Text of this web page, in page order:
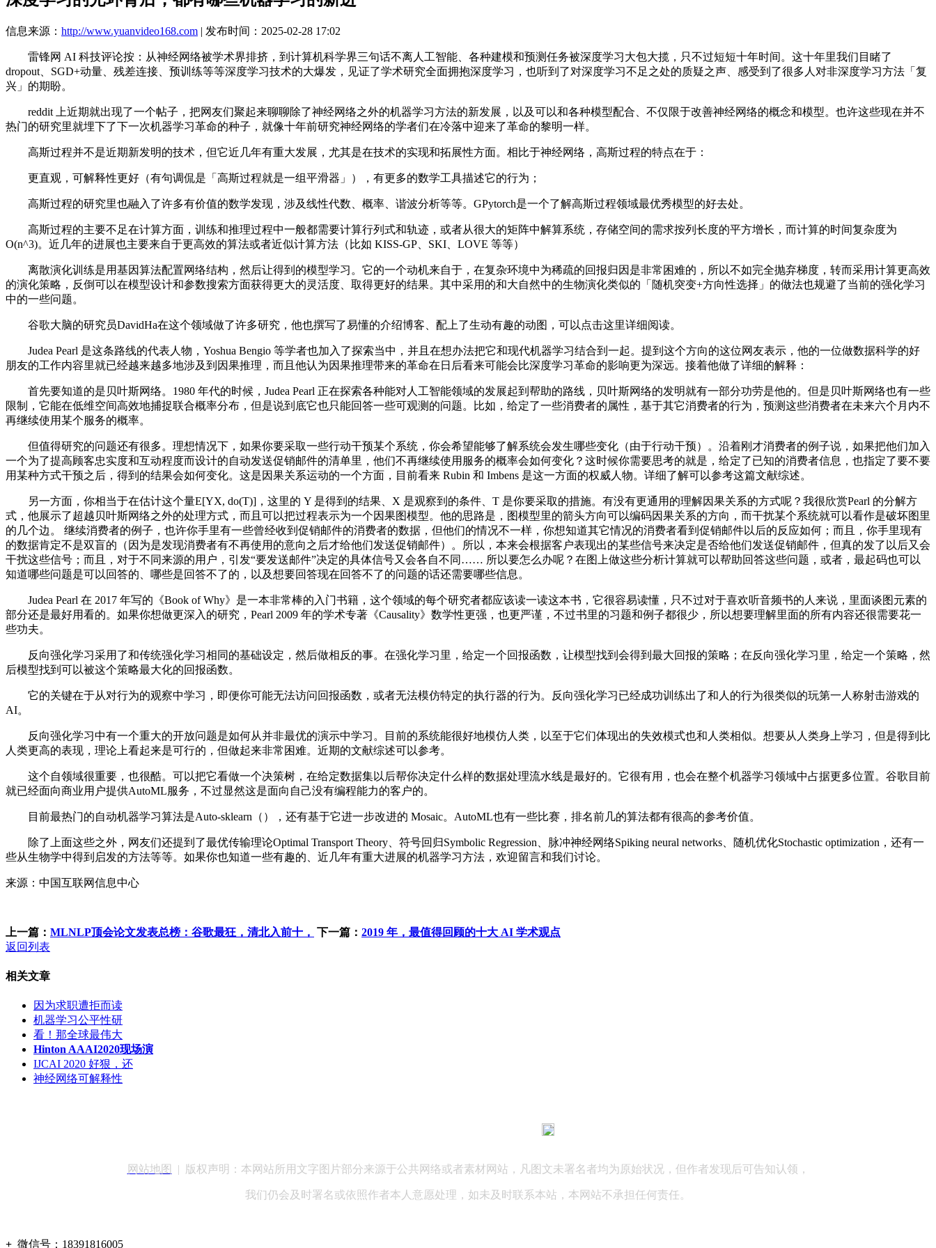
信息来源： http://www.yuanvideo168.com | 发布时间：2025-02-28 17:02
雷锋网 AI 科技评论按：从神经网络被学术界排挤，到计算机科学界三句话不离人工智能、各种建模和预测任务被深度学习大包大揽，只不过短短十年时间。这十年里我们目睹了
dropout、SGD+动量、残差连接、预训练等等深度学习技术的大爆发，见证了学术研究全面拥抱深度学习，也听到了对深度学习不足之处的质疑之声、感受到了很多人对非深度学习方法「复
兴」的期盼。
reddit 上近期就出现了一个帖子，把网友们聚起来聊聊除了神经网络之外的机器学习方法的新发展，以及可以和各种模型配合、不仅限于改善神经网络的概念和模型。也许这些现在并不
热门的研究里就埋下了下一次机器学习革命的种子，就像十年前研究神经网络的学者们在冷落中迎来了革命的黎明一样。
高斯过程并不是近期新发明的技术，但它近几年有重大发展，尤其是在技术的实现和拓展性方面。相比于神经网络，高斯过程的特点在于：
更直观，可解释性更好（有句调侃是「高斯过程就是一组平滑器」），有更多的数学工具描述它的行为；
高斯过程的研究里也融入了许多有价值的数学发现，涉及线性代数、概率、谐波分析等等。GPytorch是一个了解高斯过程领域最优秀模型的好去处。
高斯过程的主要不足在计算方面，训练和推理过程中一般都需要计算行列式和轨迹，或者从很大的矩阵中解算系统，存储空间的需求按列长度的平方增长，而计算的时间复杂度为
O(n^3)。近几年的进展也主要来自于更高效的算法或者近似计算方法（比如 KISS-GP、SKI、LOVE 等等）
离散演化训练是用基因算法配置网络结构，然后让得到的模型学习。它的一个动机来自于，在复杂环境中为稀疏的回报归因是非常困难的，所以不如完全抛弃梯度，转而采用计算更高效
的演化策略，反倒可以在模型设计和参数搜索方面获得更大的灵活度、取得更好的结果。其中采用的和大自然中的生物演化类似的「随机突变+方向性选择」的做法也规避了当前的强化学习
中的一些问题。
谷歌大脑的研究员DavidHa在这个领域做了许多研究，他也撰写了易懂的介绍博客、配上了生动有趣的动图，可以点击这里详细阅读。
Judea Pearl 是这条路线的代表人物，Yoshua Bengio 等学者也加入了探索当中，并且在想办法把它和现代机器学习结合到一起。提到这个方向的这位网友表示，他的一位做数据科学的好
朋友的工作内容里就已经越来越多地涉及到因果推理，而且他认为因果推理带来的革命在日后看来可能会比深度学习革命的影响更为深远。接着他做了详细的解释：
首先要知道的是贝叶斯网络。1980 年代的时候，Judea Pearl 正在探索各种能对人工智能领域的发展起到帮助的路线，贝叶斯网络的发明就有一部分功劳是他的。但是贝叶斯网络也有一些
限制，它能在低维空间高效地捕捉联合概率分布，但是说到底它也只能回答一些可观测的问题。比如，给定了一些消费者的属性，基于其它消费者的行为，预测这些消费者在未来六个月内不
再继续使用某个服务的概率。
但值得研究的问题还有很多。理想情况下，如果你要采取一些行动干预某个系统，你会希望能够了解系统会发生哪些变化（由于行动干预）。沿着刚才消费者的例子说，如果把他们加入
一个为了提高顾客忠实度和互动程度而设计的自动发送促销邮件的清单里，他们不再继续使用服务的概率会如何变化？这时候你需要思考的就是，给定了已知的消费者信息，也指定了要不要
用某种方式干预之后，得到的结果会如何变化。这是因果关系运动的一个方面，目前看来 Rubin 和 Imbens 是这一方面的权威人物。详细了解可以参考这篇文献综述。
另一方面，你相当于在估计这个量E[YX, do(T)]，这里的 Y 是得到的结果、X 是观察到的条件、T 是你要采取的措施。有没有更通用的理解因果关系的方式呢？我很欣赏Pearl 的分解方
式，他展示了超越贝叶斯网络之外的处理方式，而且可以把过程表示为一个因果图模型。他的思路是，图模型里的箭头方向可以编码因果关系的方向，而干扰某个系统就可以看作是破坏图里
的几个边。 继续消费者的例子，也许你手里有一些曾经收到促销邮件的消费者的数据，但他们的情况不一样，你想知道其它情况的消费者看到促销邮件以后的反应如何；而且，你手里现有
的数据肯定不是双盲的（因为是发现消费者有不再使用的意向之后才给他们发送促销邮件）。所以，本来会根据客户表现出的某些信号来决定是否给他们发送促销邮件，但真的发了以后又会
干扰这些信号；而且，对于不同来源的用户，引发“要发送邮件”决定的具体信号又会各自不同…… 所以要怎么办呢？在图上做这些分析计算就可以帮助回答这些问题，或者，最起码也可以
知道哪些问题是可以回答的、哪些是回答不了的，以及想要回答现在回答不了的问题的话还需要哪些信息。
Judea Pearl 在 2017 年写的《Book of Why》是一本非常棒的入门书籍，这个领域的每个研究者都应该读一读这本书，它很容易读懂，只不过对于喜欢听音频书的人来说，里面谈图元素的
部分还是最好用看的。如果你想做更深入的研究，Pearl 2009 年的学术专著《Causality》数学性更强，也更严谨，不过书里的习题和例子都很少，所以想要理解里面的所有内容还很需要花一
些功夫。
反向强化学习采用了和传统强化学习相同的基础设定，然后做相反的事。在强化学习里，给定一个回报函数，让模型找到会得到最大回报的策略；在反向强化学习里，给定一个策略，然
后模型找到可以被这个策略最大化的回报函数。
它的关键在于从对行为的观察中学习，即便你可能无法访问回报函数，或者无法模仿特定的执行器的行为。反向强化学习已经成功训练出了和人的行为很类似的玩第一人称射击游戏的
AI。
反向强化学习中有一个重大的开放问题是如何从并非最优的演示中学习。目前的系统能很好地模仿人类，以至于它们体现出的失效模式也和人类相似。想要从人类身上学习，但是得到比
人类更高的表现，理论上看起来是可行的，但做起来非常困难。近期的文献综述可以参考。
这个自领域很重要，也很酷。可以把它看做一个决策树，在给定数据集以后帮你决定什么样的数据处理流水线是最好的。它很有用，也会在整个机器学习领域中占据更多位置。谷歌目前
就已经面向商业用户提供AutoML服务，不过显然这是面向自己没有编程能力的客户的。
目前最热门的自动机器学习算法是Auto-sklearn（），还有基于它进一步改进的 Mosaic。AutoML也有一些比赛，排名前几的算法都有很高的参考价值。
除了上面这些之外，网友们还提到了最优传输理论Optimal Transport Theory、符号回归Symbolic Regression、脉冲神经网络Spiking neural networks、随机优化Stochastic optimization，还有一
些从生物学中得到启发的方法等等。如果你也知道一些有趣的、近几年有重大进展的机器学习方法，欢迎留言和我们讨论。
来源：中国互联网信息中心
上一篇： MLNLP顶会论文发表总榜：谷歌最狂，清北入前十， 下一篇： 2019 年，最值得回顾的十大 AI 学术观点
返回列表
相关文章
因为求职遭拒而读
机器学习公平性研
看！那全球最伟大
Hinton AAAI2020现场演
IJCAI 2020 好狠，还
神经网络可解释性
网站地图 | 版权声明：本网站所用文字图片部分来源于公共网络或者素材网站，凡图文未署名者均为原始状况，但作者发现后可告知认领，
我们仍会及时署名或依照作者本人意愿处理，如未及时联系本站，本网站不承担任何责任。
+ 微信号： 18391816005